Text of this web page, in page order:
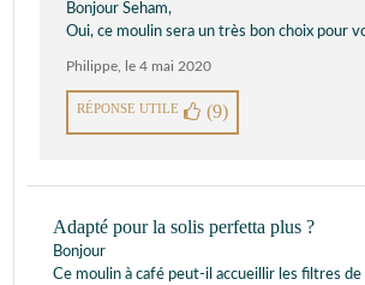
Bonjour Seham,
Oui, ce moulin sera un très bon choix pour
Philippe le 4 mai 2020
RÉPONSE UTILE (9)
Adapté pour la solis perfetta plus ?
Bonjour
Ce moulin à café peut-il accueillir les filtres de